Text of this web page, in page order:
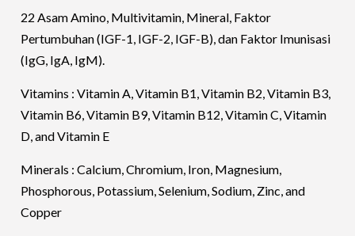
22 Asam Amino, Multivitamin, Mineral, Faktor
Pertumbuhan (IGF-1, IGF-2, IGF-B), dan Faktor Imunisasi
(IgG, IgA, IgM).
Vitamins : Vitamin A, Vitamin B1, Vitamin B2, Vitamin B3,
Vitamin B6, Vitamin B9, Vitamin B12, Vitamin C, Vitamin
D, and Vitamin E
Minerals : Calcium, Chromium, Iron, Magnesium,
Phosphorous, Potassium, Selenium, Sodium, Zinc, and
Copper